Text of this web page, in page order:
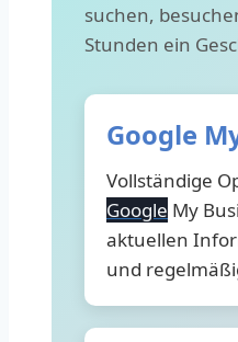
suchen,
Stunden ein
Google
Vollständige
Google My
aktuellen
und